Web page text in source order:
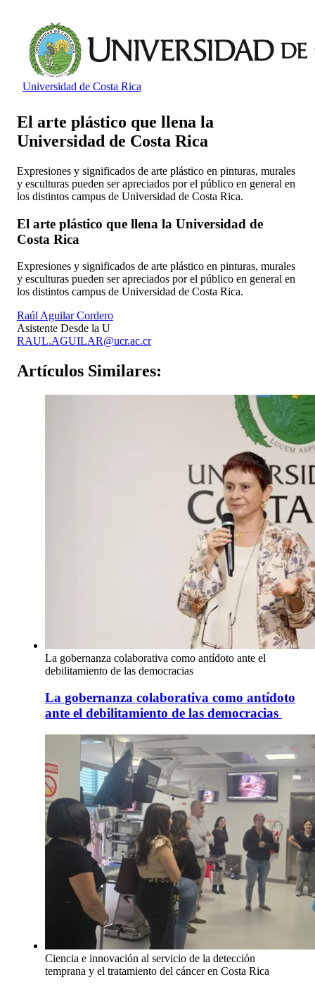
Universidad de Costa Rica
El arte plástico que llena la
Universidad de Costa Rica
Expresiones y significados de arte plástico en pinturas, murales
y esculturas pueden ser apreciados por el público en general en
los distintos campus de Universidad de Costa Rica.
El arte plástico que llena la Universidad de
Costa Rica
Expresiones y significados de arte plástico en pinturas, murales
y esculturas pueden ser apreciados por el público en general en
los distintos campus de Universidad de Costa Rica.
Raúl Aguilar Cordero
Asistente Desde la U
RAUL.AGUILAR@ucr.ac.cr
Artículos Similares:
La gobernanza colaborativa como antídoto ante el
debilitamiento de las democracias
La gobernanza colaborativa como antídoto
ante el debilitamiento de las democracias
Ciencia e innovación al servicio de la detección
temprana y el tratamiento del cáncer en Costa Rica